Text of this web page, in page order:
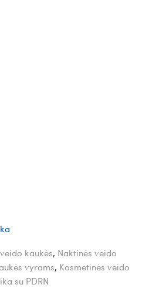
kaukės, Naktinės veido
vyrams, Kosmetinės veido
su PDRN